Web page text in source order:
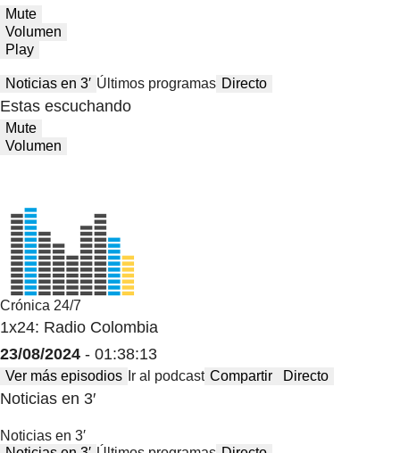
Mute
Volumen
Play
Noticias en 3′ Últimos programas Directo
Estas escuchando
Mute
Volumen
Crónica 24/7
1x24: Radio Colombia
23/08/2024 - 01:38:13
Ver más episodios Ir al podcast Compartir Directo
Noticias en 3′
Noticias en 3′